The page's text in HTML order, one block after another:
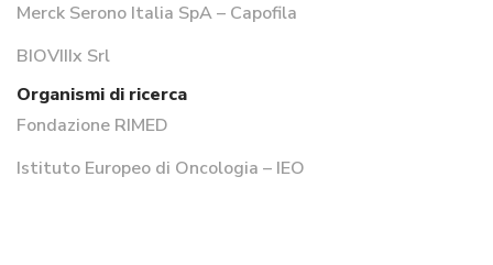
Merck Serono Italia SpA – Capofila
BIOVIIIx Srl
Organismi di ricerca
Fondazione RIMED
Istituto Europeo di Oncologia – IEO